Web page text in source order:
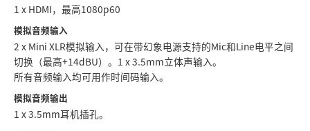
1 x HDMI，最高1080p60
模拟音频输入
2 x Mini XLR模拟输入，可在带幻象电源支持的Mic和Line电平之间
切换（最高+14dBU）。1 x 3.5mm立体声输入。
所有音频输入均可用作时间码输入。
模拟音频输出
1 x 3.5mm耳机插孔。